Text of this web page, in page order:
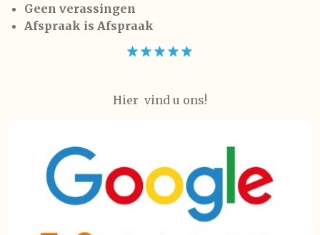
Geen verassingen
Afspraak is Afspraak
Hier vind u ons!